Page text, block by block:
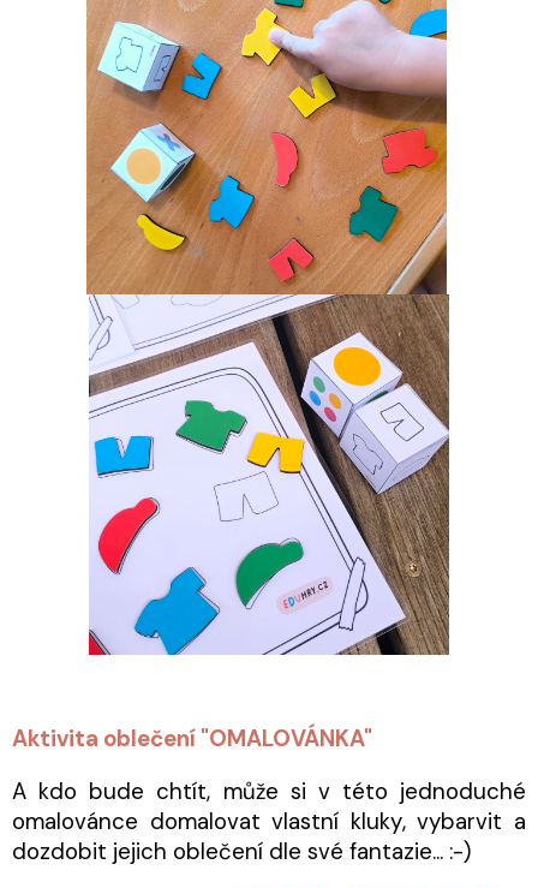
Aktivita oblečení "OMALOVÁNKA"
A kdo bude chtít, může si v této jednoduché
omalovánce domalovat vlastní kluky, vybarvit a
dozdobit jejich oblečení dle své fantazie... :-)